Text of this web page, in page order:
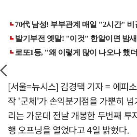
[서울=뉴시스] 김경택 기자 = 에피
작 '군체'가 손익분기점을 가뿐히
리는 가운데 전날 개봉한 두번째
행 오프닝을 열었다고 4일 밝혔다.